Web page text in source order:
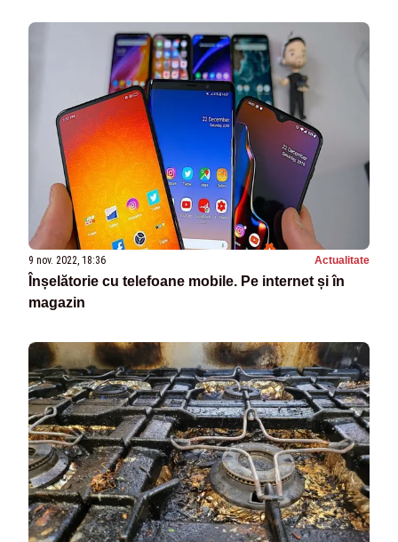
9 nov. 2022, 18:36 Actualitate
Înșelătorie cu telefoane mobile. Pe internet și în
magazin